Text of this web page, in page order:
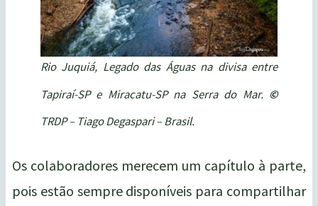
Rio Juquiá, Legado das Águas na divisa entre
Tapiraí-SP e Miracatu-SP na Serra do Mar. ©
TRDP – Tiago Degaspari – Brasil.
Os colaboradores merecem um capítulo à parte,
pois estão sempre disponíveis para compartilhar